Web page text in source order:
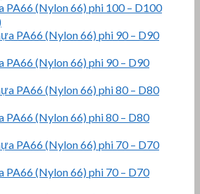
PA66 (Nylon 66) phi 100 – D100
PA66 (Nylon 66) phi 90 – D90
PA66 (Nylon 66) phi 80 – D80
PA66 (Nylon 66) phi 70 – D70